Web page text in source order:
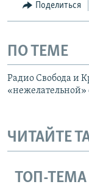
Поделиться
ПО ТЕМЕ
Радио Свобода и
ЧИТАЙТЕ
ТОП-ТЕМА